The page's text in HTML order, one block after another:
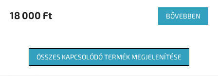
18 000 Ft BŐVEBBEN
ÖSSZES KAPCSOLÓDÓ TERMÉK MEGJELENÍTÉSE